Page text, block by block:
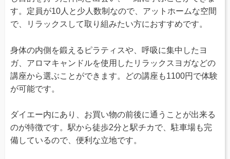
す。定員が10人と少人数制なので、アットホームな空間
で、リラックスして取り組みたい方におすすめです。
身体の内側を鍛えるピラティスや、呼吸に集中したヨ
ガ、アロマキャンドルを使用したリラックスヨガなどの
講座から選ぶことができます。どの講座も1100円で体験
が可能です。
ダイエー内にあり、お買い物の前後に通うことが出来る
のが特徴です。駅から徒歩2分と駅チカで、駐車場も完
備しているので、便利な立地です。